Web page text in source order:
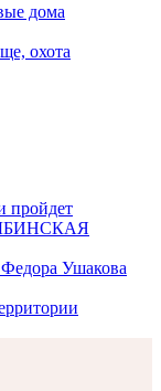
дома
охота
пройдет
Ушакова